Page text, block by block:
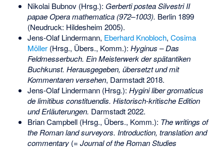
Nikolai Bubnov(Hrsg.): Gerberti postea Silvestri II
papae Opera mathematica (972–1003). Berlin 1899
(Neudruck: Hildesheim 2005).
Jens-Olaf Lindermann, Eberhard Knobloch, Cosima
Möller(Hrsg., Übers., Komm.): Hyginus – Das
Feldmesserbuch. Ein Meisterwerk der spätantiken
Buchkunst. Herausgegeben, übersetzt und mit
Kommentaren versehen, Darmstadt 2018.
Jens-Olaf Lindermann (Hrsg.): Hygini liber gromaticus
de limitibus constituendis. Historisch-kritische Edition
und Erläuterungen. Darmstadt 2022.
Brian Campbell (Hrsg., Übers., Komm.): The writings of
the Roman land surveyors. Introduction, translation and
commentary(= Journal of the Roman Studies